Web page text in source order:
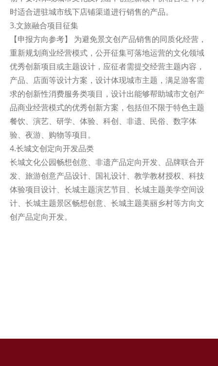
时适合进驻城市线下店铺渠道进行销售的产品。
3.文旅融合项目征集
【申报方向参考】 为避免景文创产品销售的同质化经营，
重新规划商业经营模式，公开征集可落地运营的文化领域
优秀创新项目或主题设计，应征者需提交经营主题内容，
产品、店面等设计方案，设计体现城市主题，满足游客需
求的创新性消费服务类项目，设计出能够帮助城市文创产
品商业经营模式的优秀创新方案，包括但不限于特色主题
餐饮、演艺、研学、体验、科创、非遗、民俗、数字体
验、夜游、购物等项目。
4.长城文创定向开发品类
长城文化公园畅想创意、非遗产品定向开发、品牌联合开
发、旅游创意产品设计、国礼设计、教学教材授权、科技
体验项目设计、长城主题演艺节目、长城主题美学空间设
计、长城主题景区畅想创意、长城主题美丽乡村等方向文
创产品定向开发。